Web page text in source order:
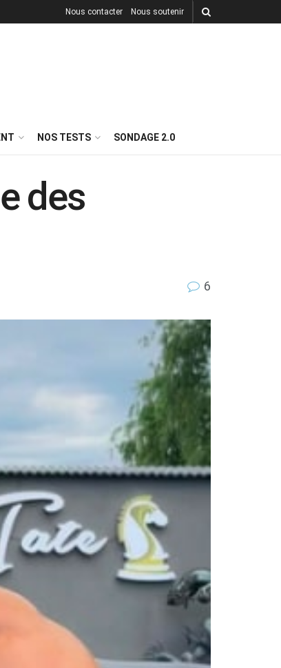
Nous contacter Nous soutenir
NOS TESTS SONDAGE 2.0
des
6